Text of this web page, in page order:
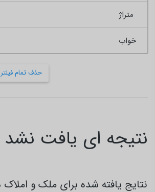
متراژ
حذف تمام
نتیجه ای یافت نشد
نتایج یافته شده برای ملک و املاک